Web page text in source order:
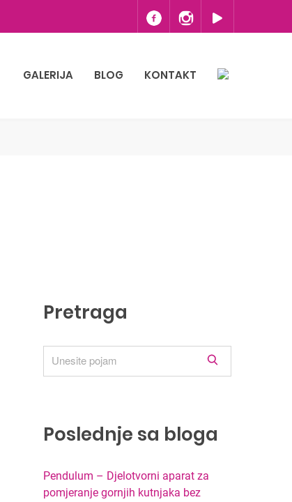
GALERIJA BLOG KONTAKT
Pretraga
e
Poslednje sa bloga
Pendulum – Djelotvorni aparat za
pomjeranje gornjih kutnjaka bez